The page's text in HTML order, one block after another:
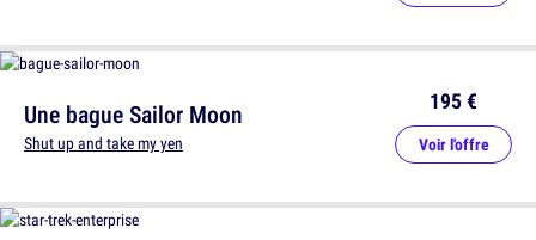
Une bague Sailor Moon
Shut up and take my yen
195 €
Voir l'offre